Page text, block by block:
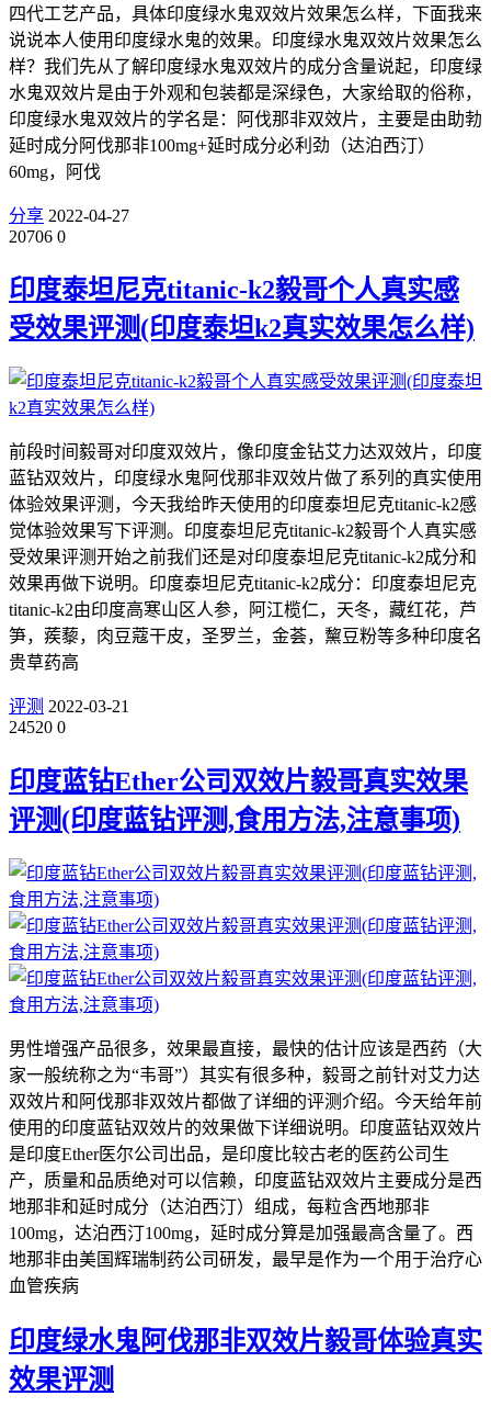
四代工艺产品，具体印度绿水鬼双效片效果怎么样，下面我来
说说本人使用印度绿水鬼的效果。印度绿水鬼双效片效果怎么
样？我们先从了解印度绿水鬼双效片的成分含量说起，印度绿
水鬼双效片是由于外观和包装都是深绿色，大家给取的俗称，
印度绿水鬼双效片的学名是：阿伐那非双效片，主要是由助勃
延时成分阿伐那非100mg+延时成分必利劲（达泊西汀）
60mg，阿伐
分享 2022-04-27
20706 0
印度泰坦尼克titanic-k2毅哥个人真实感
受效果评测(印度泰坦k2真实效果怎么样)
前段时间毅哥对印度双效片，像印度金钻艾力达双效片，印度
蓝钻双效片，印度绿水鬼阿伐那非双效片做了系列的真实使用
体验效果评测，今天我给昨天使用的印度泰坦尼克titanic-k2感
觉体验效果写下评测。印度泰坦尼克titanic-k2毅哥个人真实感
受效果评测开始之前我们还是对印度泰坦尼克titanic-k2成分和
效果再做下说明。印度泰坦尼克titanic-k2成分：印度泰坦尼克
titanic-k2由印度高寒山区人参，阿江榄仁，天冬，藏红花，芦
笋，蒺藜，肉豆蔻干皮，圣罗兰，金荟，黧豆粉等多种印度名
贵草药高
评测 2022-03-21
24520 0
印度蓝钻Ether公司双效片毅哥真实效果
评测(印度蓝钻评测,食用方法,注意事项)
男性增强产品很多，效果最直接，最快的估计应该是西药（大
家一般统称之为“韦哥”）其实有很多种，毅哥之前针对艾力达
双效片和阿伐那非双效片都做了详细的评测介绍。今天给年前
使用的印度蓝钻双效片的效果做下详细说明。印度蓝钻双效片
是印度Ether医尔公司出品，是印度比较古老的医药公司生
产，质量和品质绝对可以信赖，印度蓝钻双效片主要成分是西
地那非和延时成分（达泊西汀）组成，每粒含西地那非
100mg，达泊西汀100mg，延时成分算是加强最高含量了。西
地那非由美国辉瑞制药公司研发，最早是作为一个用于治疗心
血管疾病
印度绿水鬼阿伐那非双效片毅哥体验真实
效果评测